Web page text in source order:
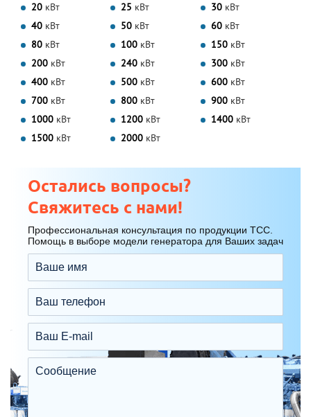
20 кВт 25 кВт 30 кВт
40 кВт 50 кВт 60 кВт
80 кВт 100 кВт 150 кВт
200 кВт 240 кВт 300 кВт
400 кВт 500 кВт 600 кВт
700 кВт 800 кВт 900 кВт
1000 кВт 1200 кВт 1400 кВт
1500 кВт 2000 кВт
Остались вопросы?
Свяжитесь с нами!
Профессиональная консультация по продукции ТСС.
Помощь в выборе модели генератора для Ваших задач